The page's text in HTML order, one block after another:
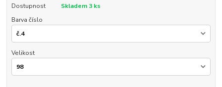
Dostupnost
Skladem 3 ks
Barva číslo
Velikost